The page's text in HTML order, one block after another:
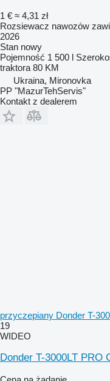
1 € ≈ 4,31 zł
Rozsiewacz nawozów
2026
Stan nowy
Pojemność 1 500 l
traktora 80 KM
Ukraina, Mironovka
PP "MazurTehServis"
Kontakt z dealerem
przyczepiany Donder T-
19
WIDEO
Donder T-3000LT PRO